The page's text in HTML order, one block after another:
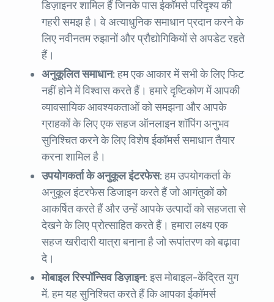
डिज़ाइनर शामिल हैं जिनके पास ईकॉमर्स परिदृश्य की
गहरी समझ है। वे अत्याधुनिक समाधान प्रदान करने के
लिए नवीनतम रुझानों और प्रौद्योगिकियों से अपडेट रहते
हैं।
अनुकूलित समाधान:हम एक आकार में सभी के लिए फिट
नहीं होने में विश्वास करते हैं। हमारे दृष्टिकोण में आपकी
व्यावसायिक आवश्यकताओं को समझना और आपके
ग्राहकों के लिए एक सहज ऑनलाइन शॉपिंग अनुभव
सुनिश्चित करने के लिए विशेष ईकॉमर्स समाधान तैयार
करना शामिल है।
उपयोगकर्ता के अनुकूल इंटरफेस:हम उपयोगकर्ता के
अनुकूल इंटरफेस डिजाइन करते हैं जो आगंतुकों को
आकर्षित करते हैं और उन्हें आपके उत्पादों को सहजता से
देखने के लिए प्रोत्साहित करते हैं। हमारा लक्ष्य एक
सहज खरीदारी यात्रा बनाना है जो रूपांतरण को बढ़ावा
दे।
मोबाइल रिस्पॉन्सिव डिज़ाइन:इस मोबाइल-केंद्रित युग
में, हम यह सुनिश्चित करते हैं कि आपका ईकॉमर्स